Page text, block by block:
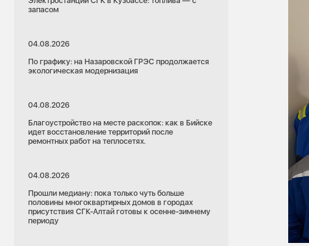
запасом
04.08.2026
По графику: на Назаровской ГРЭС продолжается
экологическая модернизация
04.08.2026
Благоустройство на месте раскопок: как в Бийске
идет восстановление территорий после
ремонтных работ на теплосетях.
04.08.2026
Прошли медиану: пока только чуть больше
половины многоквартирных домов в городах
присутствия СГК-Алтай готовы к осенне-зимнему
периоду